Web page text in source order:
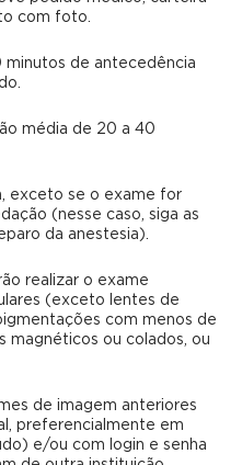
com foto.
minutos de antecedência
média de 20 a 40
exceto se o exame for
(nesse caso, siga as
da anestesia).
realizar o exame
(exceto lentes de
com menos de
magnéticos ou colados, ou
de imagem anteriores
preferencialmente em
e/ou com login e senha